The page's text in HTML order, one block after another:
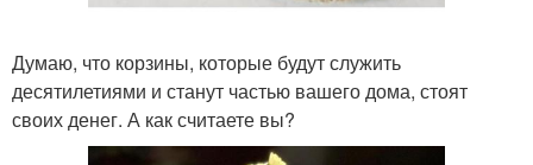
Думаю, что корзины, которые будут служить
десятилетиями и станут частью вашего дома, стоят
своих денег. А как считаете вы?